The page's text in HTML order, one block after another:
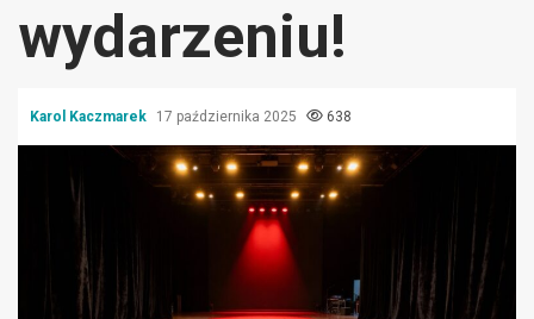
wydarzeniu!
Karol Kaczmarek 17 października 2025 638